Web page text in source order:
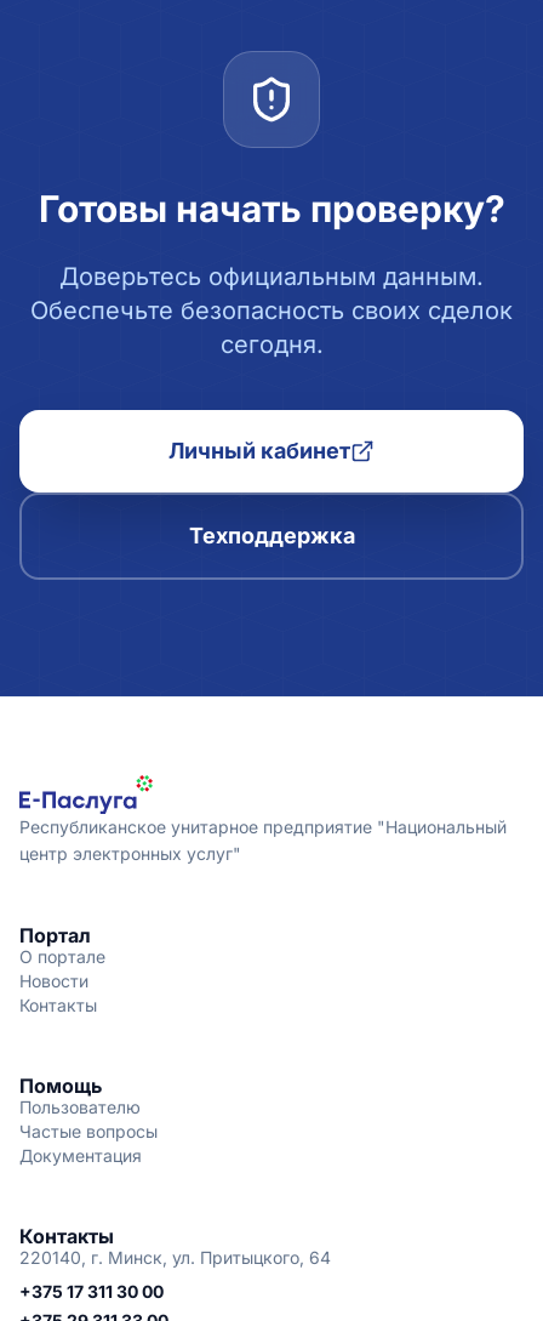
Готовы начать проверку?
Доверьтесь официальным данным.
Обеспечьте безопасность своих сделок
сегодня.
Личный кабинет
Техподдержка
Республиканское унитарное предприятие "Национальный
центр электронных услуг"
Портал
О портале
Новости
Контакты
Помощь
Пользователю
Частые вопросы
Документация
Контакты
220140, г. Минск, ул. Притыцкого, 64
+375 17 311 30 00